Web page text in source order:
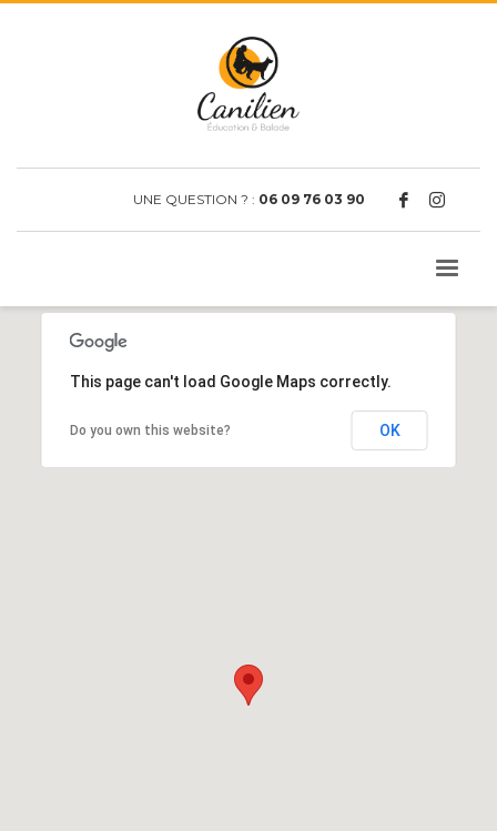
UNE QUESTION ? : 06 09 76 03 90
This page can't load Google Maps correctly.
Do you own this website? OK